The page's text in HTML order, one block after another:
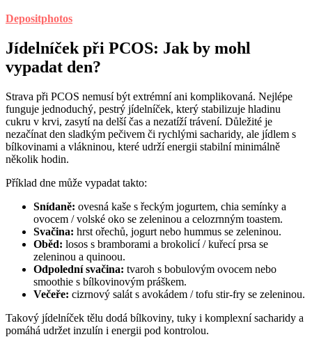
Depositphotos
Jídelníček při PCOS: Jak by mohl
vypadat den?
Strava při PCOS nemusí být extrémní ani komplikovaná. Nejlépe
funguje jednoduchý, pestrý jídelníček, který stabilizuje hladinu
cukru v krvi, zasytí na delší čas a nezatíží trávení. Důležité je
nezačínat den sladkým pečivem či rychlými sacharidy, ale jídlem s
bílkovinami a vlákninou, které udrží energii stabilní minimálně
několik hodin.
Příklad dne může vypadat takto:
Snídaně: ovesná kaše s řeckým jogurtem, chia semínky a
ovocem / volské oko se zeleninou a celozrnným toastem.
Svačina: hrst ořechů, jogurt nebo hummus se zeleninou.
Oběd: losos s bramborami a brokolicí / kuřecí prsa se
zeleninou a quinoou.
Odpolední svačina: tvaroh s bobulovým ovocem nebo
smoothie s bílkovinovým práškem.
Večeře: cizrnový salát s avokádem / tofu stir-fry se zeleninou.
Takový jídelníček tělu dodá bílkoviny, tuky i komplexní sacharidy a
pomáhá udržet inzulín i energii pod kontrolou.